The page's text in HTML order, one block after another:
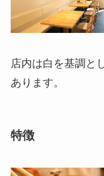
店内は白を基調と
あります。
特徴